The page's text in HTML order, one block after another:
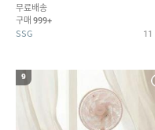
무료배송
구매 999+
SSG 11
9